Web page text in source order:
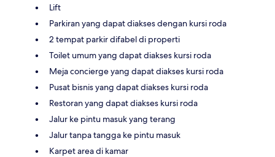
Lift
Parkiran yang dapat diakses dengan kursi roda
2 tempat parkir difabel di properti
Toilet umum yang dapat diakses kursi roda
Meja concierge yang dapat diakses kursi roda
Pusat bisnis yang dapat diakses kursi roda
Restoran yang dapat diakses kursi roda
Jalur ke pintu masuk yang terang
Jalur tanpa tangga ke pintu masuk
Karpet area di kamar